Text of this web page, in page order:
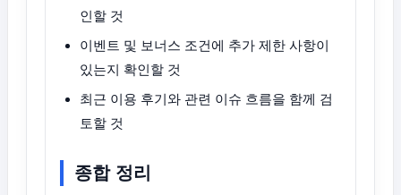
인할 것
이벤트 및 보너스 조건에 추가 제한 사항이
있는지 확인할 것
최근 이용 후기와 관련 이슈 흐름을 함께 검
토할 것
종합 정리